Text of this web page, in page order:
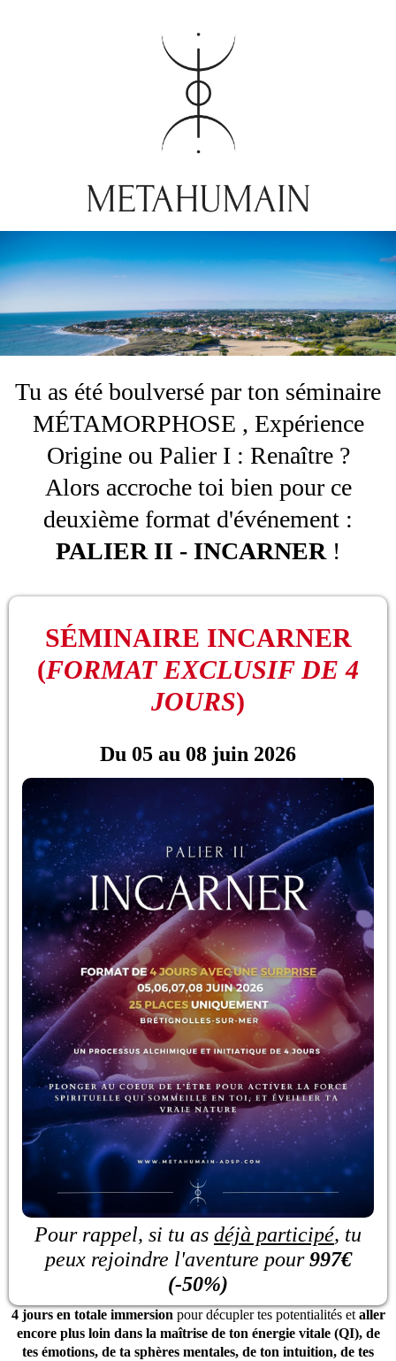
Tu as été boulversé par ton séminaire
MÉTAMORPHOSE , Expérience
Origine ou Palier I : Renaître ?
Alors accroche toi bien pour ce
deuxième format d'événement :
PALIER II - INCARNER !
SÉMINAIRE INCARNER
(FORMAT EXCLUSIF DE 4
JOURS)
Du 05 au 08 juin 2026
Pour rappel, si tu as déjà participé, tu
peux rejoindre l'aventure pour997€
(-50%)
4 jours en totale immersion pour décupler tes potentialités et aller
encore plus loin dans la maîtrise de ton énergie vitale (QI), de
tes émotions, de ta sphères mentales, de ton intuition, de tes